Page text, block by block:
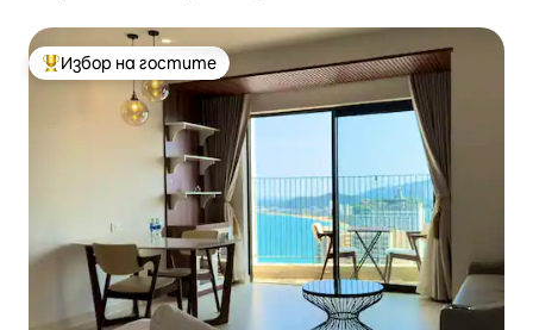
Най-популярен избор на гостите
Избор на гостите